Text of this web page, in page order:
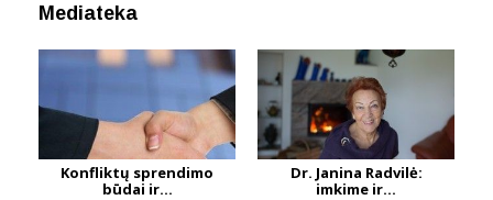
Mediateka
Konfliktų sprendimo
būdai ir...
Dr. Janina Radvilė:
imkime ir...